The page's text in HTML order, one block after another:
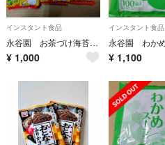
インスタント食品
永谷園 お茶づけ海苔 さけ茶づけ インスタント食品
¥ 1,000
インスタント食品
¥ 1,100